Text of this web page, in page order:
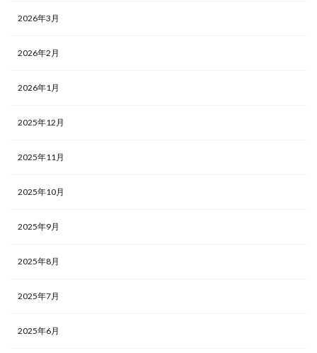
2026年3月
2026年2月
2026年1月
2025年12月
2025年11月
2025年10月
2025年9月
2025年8月
2025年7月
2025年6月